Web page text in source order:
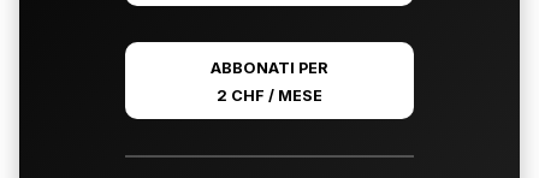
ABBONATI PER
2 CHF / MESE